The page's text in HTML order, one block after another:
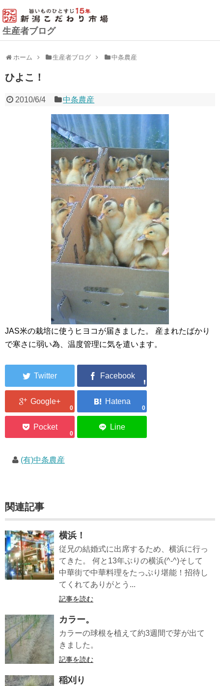
生産者ブログ
ホーム 生産者ブログ 中条農産
ひよこ！
2010/6/4 中条農産
JAS米の栽培に使うヒヨコが届きました。 産まれたばかり
で寒さに弱い為、温度管理に気を遣います。
0 0
0
(有)中条農産
関連記事
横浜！
従兄の結婚式に出席するため、横浜に行っ
てきた。 何と13年ぶりの横浜(^-^)そして
中華街で中華料理をたっぷり堪能！招待し
てくれてありがとう...
記事を読む
カラー。
カラーの球根を植えて約3週間で芽が出て
きました。
記事を読む
稲刈り